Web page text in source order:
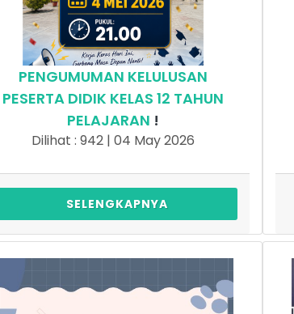
PENGUMUMAN KELULUSAN
PESERTA DIDIK KELAS 12 TAHUN
PELAJARAN !
Dilihat : 942 | 04 May 2026
SELENGKAPNYA